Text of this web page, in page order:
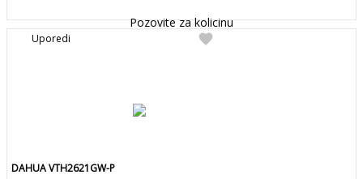
Pozovite za kolicinu
favorite
Uporedi
DAHUA VTH2621GW-P